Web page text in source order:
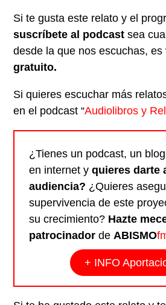
Si te gusta este relato y el
suscríbete al podcastsea
desde la que nos escuchas, es
gratuito.
Si quieres escuchar más
en el podcast “Audiolibros y
¿Tienes un podcast, un
en internet yquieres darte
audiencia? ¿Quieres
supervivencia de este
su crecimiento? Hazte
patrocinador deABISMO
+ INFO